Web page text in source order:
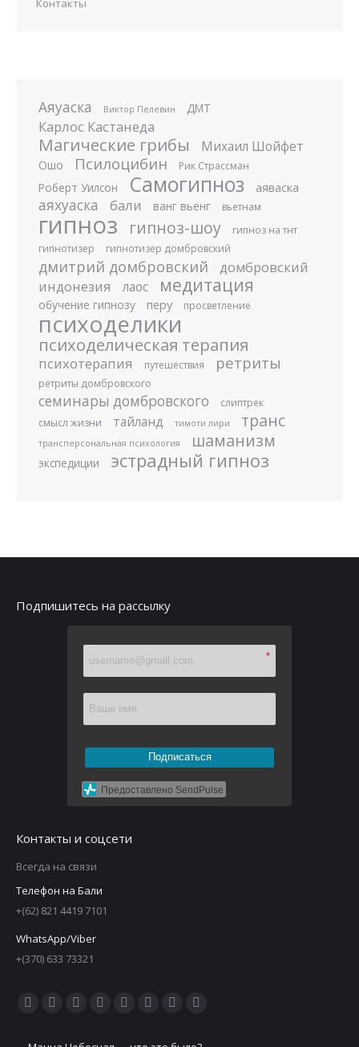
Аяуаска Виктор Пелевин ДМТ
Карлос Кастанеда
Магические грибы Михаил Шойфет
Ошо Псилоцибин Рик Страссман
Роберт Уилсон Самогипноз аяваска
аяхуаска бали ванг вьенг вьетнам
гипноз гипноз-шоу
гипноз на тнт
гипнотизер
гипнотизер домбровский
дмитрий домбровский
домбровский
индонезия
лаос медитация
обучение гипнозу перу просветление
психоделики
психоделическая терапия
психотерапия путешествия ретриты
ретриты домбровского
семинары домбровского
слиптрек
смысл жизни
тайланд тимоти лири транс
трансперсональная психология шаманизм
экспедиции эстрадный гипноз
Подпишитесь на рассылку
*
Подписаться
Предоставлено SendPulse
Контакты и соцсети
Всегда на связи
Телефон на Бали
+(62) 821 4419 7101
WhatsApp/Viber
+(370) 633 73321
Ищите нас: